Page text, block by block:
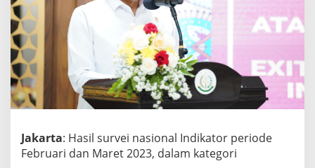
s
j
a
d
L
e
Jakarta: Hasil survei nasional Indikator periode
Februari dan Maret 2023, dalam kategori